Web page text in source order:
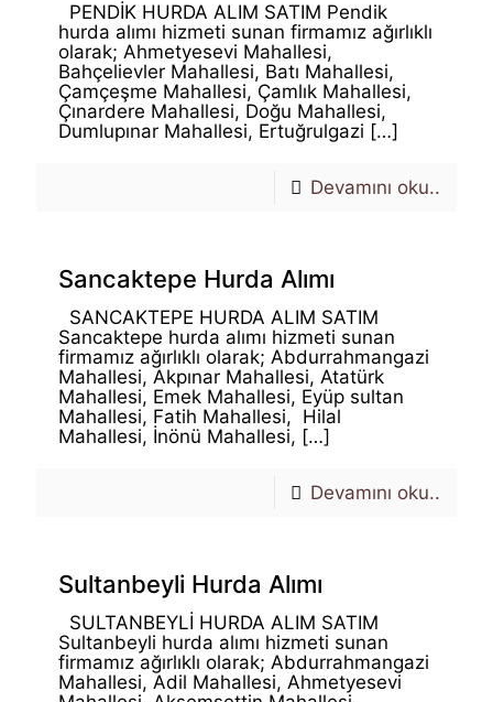
PENDİK HURDA ALIM SATIM Pendik
hurda alımı hizmeti sunan firmamız ağırlıklı
olarak; Ahmetyesevi Mahallesi,
Bahçelievler Mahallesi, Batı Mahallesi,
Çamçeşme Mahallesi, Çamlık Mahallesi,
Çınardere Mahallesi, Doğu Mahallesi,
Dumlupınar Mahallesi, Ertuğrulgazi […]
Devamını oku..
Sancaktepe Hurda Alımı
SANCAKTEPE HURDA ALIM SATIM
Sancaktepe hurda alımı hizmeti sunan
firmamız ağırlıklı olarak; Abdurrahmangazi
Mahallesi, Akpınar Mahallesi, Atatürk
Mahallesi, Emek Mahallesi, Eyüp sultan
Mahallesi, Fatih Mahallesi, Hilal
Mahallesi, İnönü Mahallesi, […]
Devamını oku..
Sultanbeyli Hurda Alımı
SULTANBEYLİ HURDA ALIM SATIM
Sultanbeyli hurda alımı hizmeti sunan
firmamız ağırlıklı olarak; Abdurrahmangazi
Mahallesi, Adil Mahallesi, Ahmetyesevi